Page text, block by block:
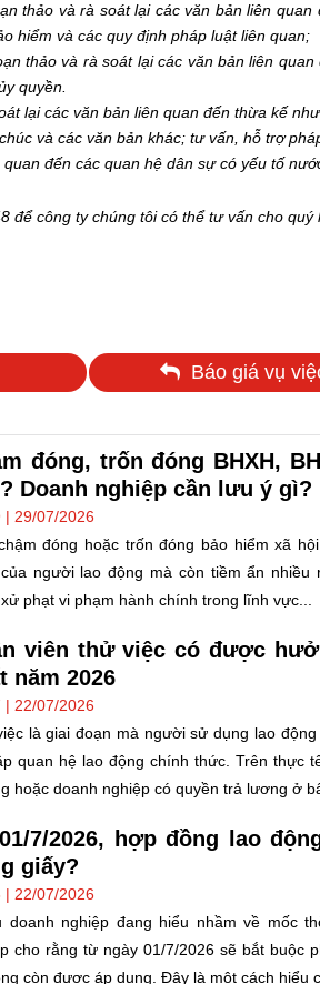
và rà soát lại các văn bản liên quan
hiểm và các quy định pháp luật liên quan;
và rà soát lại các văn bản liên quan
quyền.
lại các văn bản liên quan đến thừa kế
và các văn bản khác; tư vấn, hỗ trợ
đến các quan hệ dân sự có yếu tố
để công ty chúng tôi có thể tư vấn cho quý
Báo giá vụ
đóng, trốn đóng BHXH,
Doanh nghiệp cần lưu ý gì?
| 29/07/2026
đóng hoặc trốn đóng bảo hiểm xã
người lao động mà còn tiềm ẩn
phạt vi phạm hành chính trong lĩnh vực...
viên thử việc có được
năm 2026
| 22/07/2026
là giai đoạn mà người sử dụng lao
quan hệ lao động chính thức. Trên thực
hoặc doanh nghiệp có quyền trả lương ở
7/2026, hợp đồng lao
giấy?
| 22/07/2026
doanh nghiệp đang hiểu nhầm về mốc
cho rằng từ ngày 01/7/2026 sẽ bắt buộc
còn được áp dụng. Đây là một cách hiểu